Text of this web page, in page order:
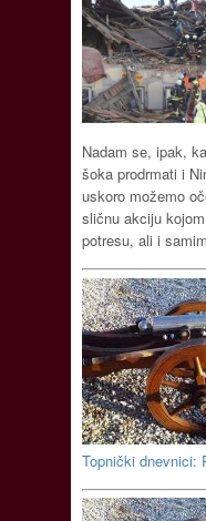
Nadam se, ipak,
šoka prodrmati i
uskoro možemo
sličnu akciju
potresu, ali i
Topnički dnevnici: